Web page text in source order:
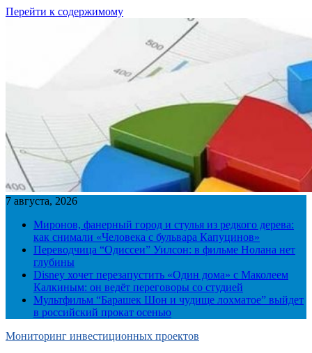
Перейти к содержимому
7 августа, 2026
Миронов, фанерный город и стулья из редкого дерева:
как снимали «Человека с бульвара Капуцинов»
Переводчица “Одиссеи” Уилсон: в фильме Нолана нет
глубины
Disney хочет перезапустить «Один дома» с Маколеем
Калкиным: он ведёт переговоры со студией
Мультфильм “Барашек Шон и чудище лохматое” выйдет
в российский прокат осенью
Мониторинг инвестиционных проектов